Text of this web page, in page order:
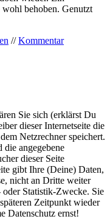
behoben. Genutzt
//Kommentar
Sie sich (erklärst Du
dieser Internetseite die
Netzrechner speichert.
angegebene
dieser Seite
gibt Ihre (Deine) Daten,
nicht an Dritte weiter
Statistik-Zwecke. Sie
Zeitpunkt wieder
Datenschutz ernst!